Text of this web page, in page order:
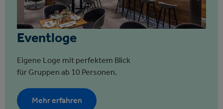
Eventloge
Eigene Loge mit perfektem Blick
für Gruppen ab 10 Personen.
Mehr erfahren